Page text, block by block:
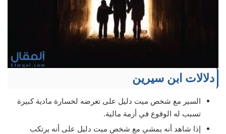
دلالات ابن سيرين
السير مع شخص ميت دليل على تعرضه لخسارة مادية كبيرة
تسبب له الوقوع في أزمة مالية.
إذا شاهد أنه يمشي مع شخص ميت دليل على أنه يرتكب